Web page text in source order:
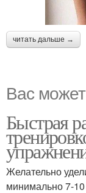
читать дальше →
Вас
Быстрая
Желательно
минимально 7-